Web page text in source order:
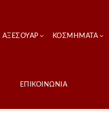
ΑΞΕΣΟΥΑΡ ΚΟΣΜΗΜΑΤΑ
ΕΠΙΚΟΙΝΩΝΙΑ